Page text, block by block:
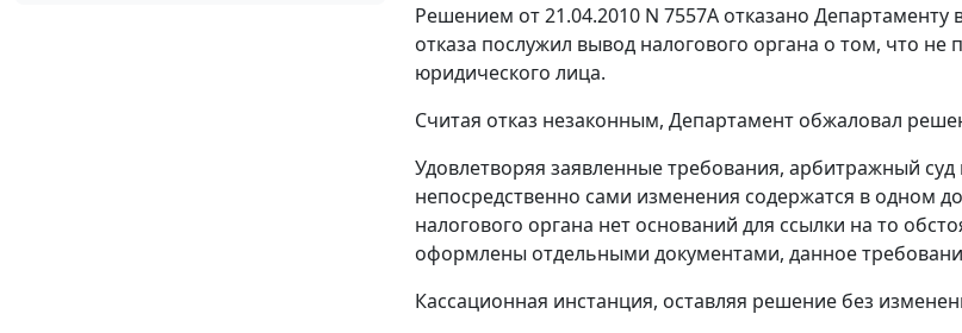
Решением от 21.04.2010 N 7557А отказано
отказа послужил вывод налогового органа о том, что
юридического лица.
Считая отказ незаконным, Департамент обжаловал
Удовлетворяя заявленные требования, арбитражный
непосредственно сами изменения содержатся в одном
налогового органа нет оснований для ссылки на то
оформлены отдельными документами, данное
Кассационная инстанция, оставляя решение без